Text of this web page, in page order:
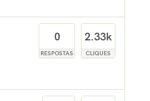
0
RESPOSTAS
2.33k
CLIQUES